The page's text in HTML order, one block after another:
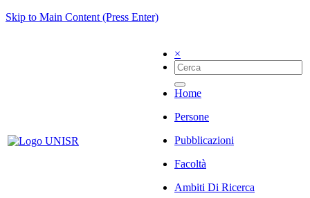
Skip to Main Content (Press Enter)
×
Home
Persone
Pubblicazioni
Facoltà
Ambiti Di Ricerca